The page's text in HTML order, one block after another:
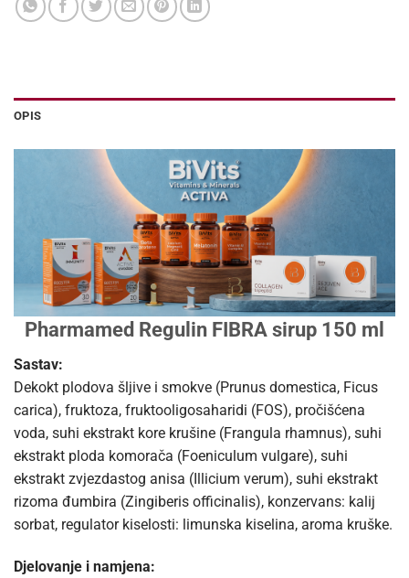
OPIS
Pharmamed Regulin FIBRA sirup 150 ml
Sastav:
Dekokt plodova šljive i smokve (Prunus domestica, Ficus
carica), fruktoza, fruktooligosaharidi (FOS), pročišćena
voda, suhi ekstrakt kore krušine (Frangula rhamnus), suhi
ekstrakt ploda komorača (Foeniculum vulgare), suhi
ekstrakt zvjezdastog anisa (Illicium verum), suhi ekstrakt
rizoma đumbira (Zingiberis officinalis), konzervans: kalij
sorbat, regulator kiselosti: limunska kiselina, aroma kruške.
Djelovanje i namjena: